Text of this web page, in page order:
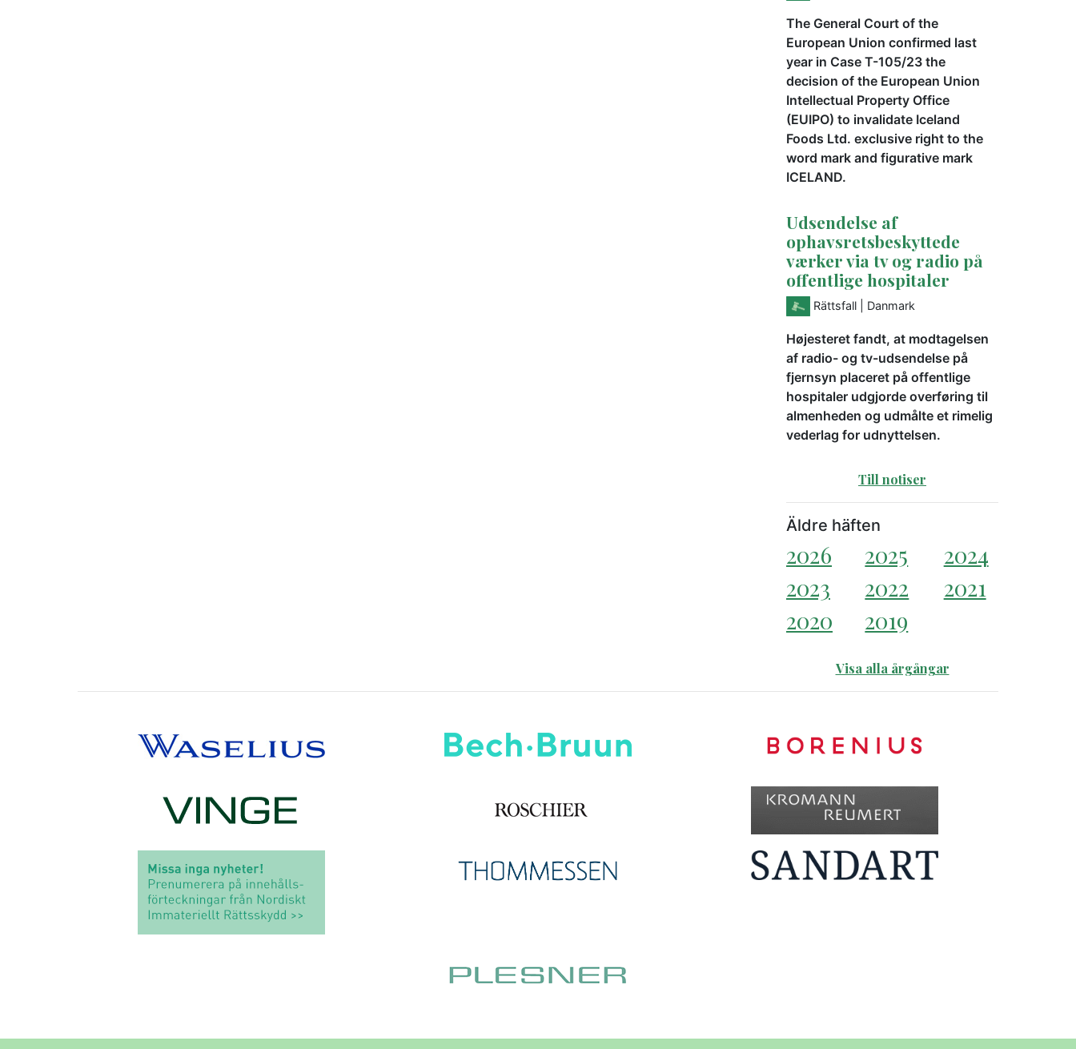
The General Court of the
European Union confirmed last
year in Case T-105/23 the
decision of the European Union
Intellectual Property Office
(EUIPO) to invalidate Iceland
Foods Ltd. exclusive right to the
word mark and figurative mark
ICELAND.
Udsendelse af
ophavsretsbeskyttede
værker via tv og radio på
offentlige hospitaler
Rättsfall | Danmark
Højesteret fandt, at modtagelsen
af radio- og tv-udsendelse på
fjernsyn placeret på offentlige
hospitaler udgjorde overføring til
almenheden og udmålte et rimelig
vederlag for udnyttelsen.
Till notiser
Äldre häften
2026 2025
2024
2023
2022
2021
2020
2019
Visa alla årgångar